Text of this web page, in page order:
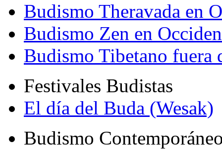
Budismo Theravada en
Budismo Zen en
Budismo Tibetano fuera
Festivales Budistas
El día del Buda (Wesak)
Budismo